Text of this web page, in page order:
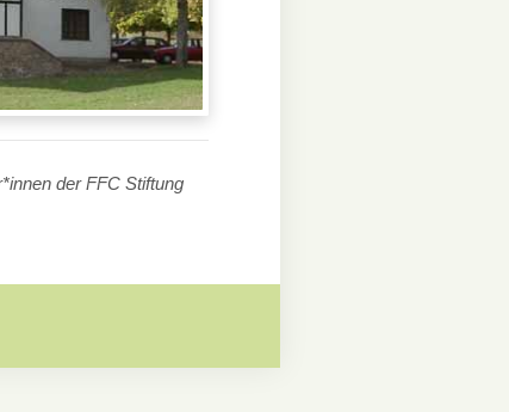
der FFC Stiftung